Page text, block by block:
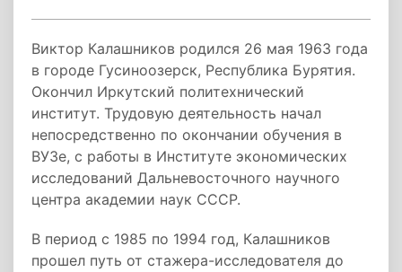
Виктор Калашников родился 26 мая 1963 года
в городе Гусиноозерск, Республика Бурятия.
Окончил Иркутский политехнический
институт. Трудовую деятельность начал
непосредственно по окончании обучения в
ВУЗе, с работы в Институте экономических
исследований Дальневосточного научного
центра академии наук СССР.
В период с 1985 по 1994 год, Калашников
прошел путь от стажера-исследователя до